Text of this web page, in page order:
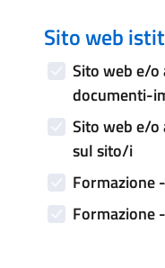
Sito web
Sito web e/
documenti-
Sito web e/
sul sito/i
Formazione
Formazione